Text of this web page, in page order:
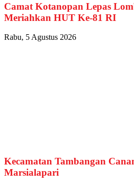
Camat Kotanopan Lepas
Meriahkan HUT Ke-81 RI
Rabu, 5 Agustus 2026
Kecamatan Tambangan
Marsialapari